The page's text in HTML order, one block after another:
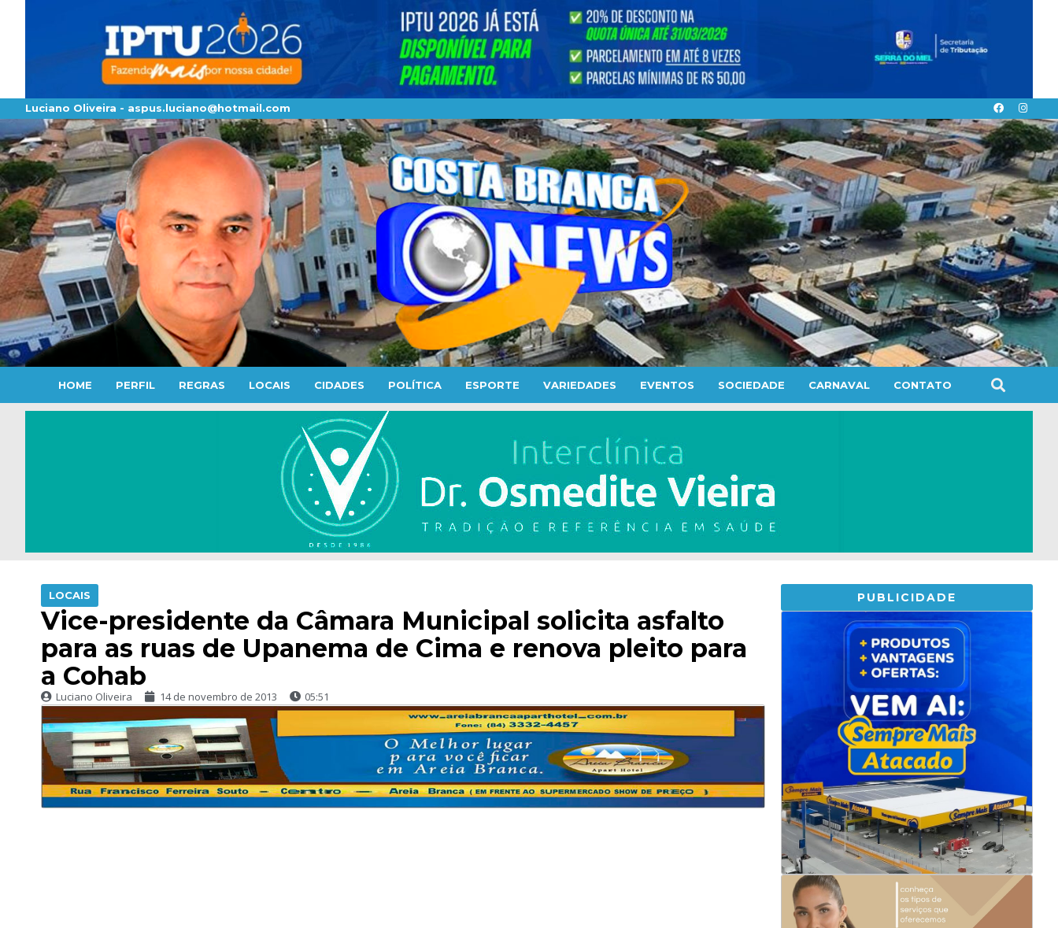
Luciano Oliveira - aspus.luciano@hotmail.com
HOME PERFIL REGRAS LOCAIS CIDADES POLÍTICA ESPORTE VARIEDADES EVENTOS SOCIEDADE CARNAVAL CONTATO
LOCAIS
Vice-presidente da Câmara Municipal solicita asfalto
para as ruas de Upanema de Cima e renova pleito para
a Cohab
Luciano Oliveira 14 de novembro de 2013 05:51
PUBLICIDADE